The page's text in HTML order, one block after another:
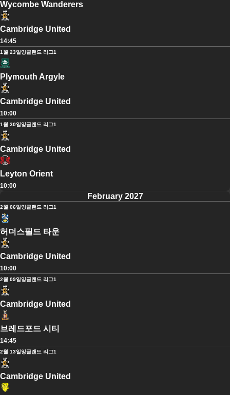
Wycombe Wanderers
Cambridge United
14:45
1월 23일잉글랜드 리그1
Plymouth Argyle
Cambridge United
10:00
1월 30일잉글랜드 리그1
Cambridge United
Leyton Orient
10:00
February 2027
2월 06일잉글랜드 리그1
허더스필드 타운
Cambridge United
10:00
2월 09일잉글랜드 리그1
Cambridge United
브레드포드 시티
14:45
2월 13일잉글랜드 리그1
Cambridge United